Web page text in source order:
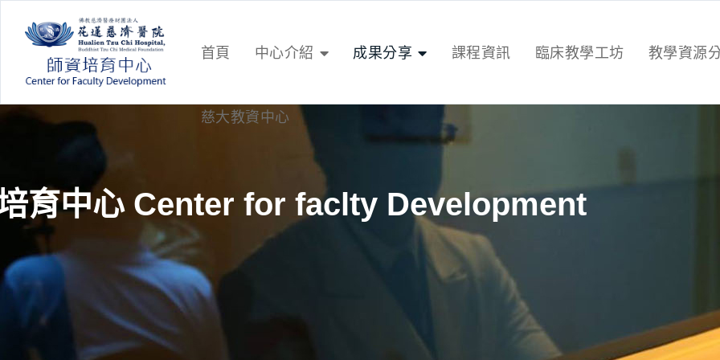
首頁 中心介紹 成果分享 課程資訊 臨床教學工坊 教學資源
慈大教資中心
育中心 Center for faclty Development